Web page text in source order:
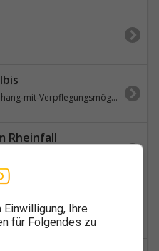
Albis-Pass-Schlittenhang-mit-Verpflegungsmöglichkeit-Albisstrasse
Rheinfall
Ihre
für Folgendes zu